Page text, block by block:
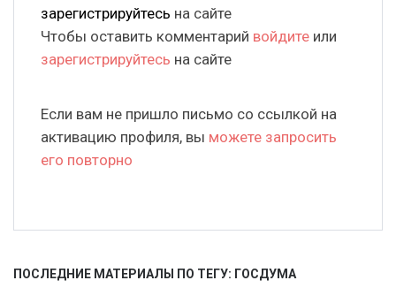
зарегистрируйтесь на сайте
Чтобы оставить комментарий войдите или
зарегистрируйтесь на сайте
Если вам не пришло письмо со ссылкой на
активацию профиля, вы можете запросить
его повторно
ПОСЛЕДНИЕ МАТЕРИАЛЫ ПО ТЕГУ: ГОСДУМА